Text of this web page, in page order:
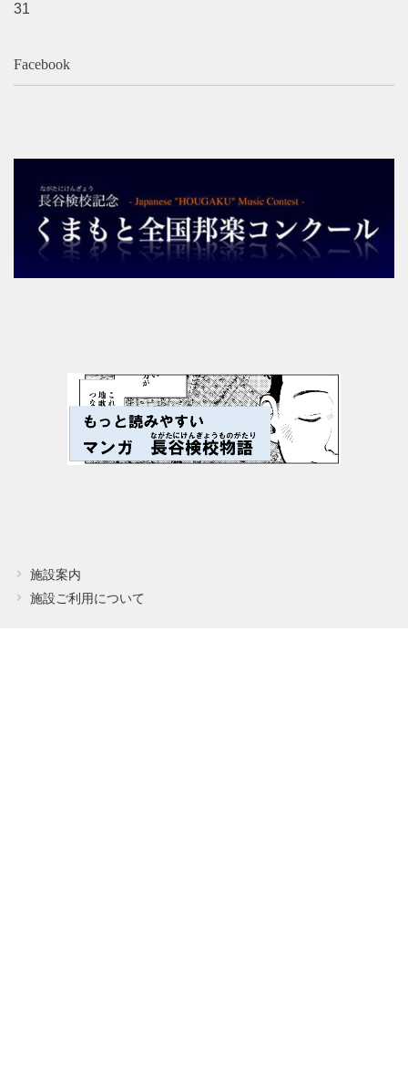
31
Facebook
施設案内
施設ご利用について